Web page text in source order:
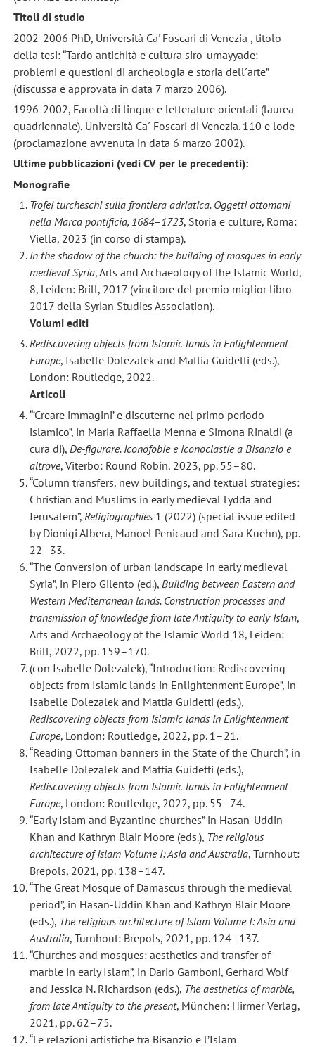
Titoli di studio
2002-2006 PhD, Università Ca' Foscari di Venezia , titolo
della tesi: “Tardo antichità e cultura siro-umayyade:
problemi e questioni di archeologia e storia dell´arte”
(discussa e approvata in data 7 marzo 2006).
1996-2002, Facoltà di lingue e letterature orientali (laurea
quadriennale), Università Ca´ Foscari di Venezia. 110 e lode
(proclamazione avvenuta in data 6 marzo 2002).
Ultime pubblicazioni (vedi CV per le precedenti):
Monografie
Trofei turcheschi sulla frontiera adriatica. Oggetti ottomani
nella Marca pontificia, 1684–1723, Storia e culture, Roma:
Viella, 2023 (in corso di stampa).
In the shadow of the church: the building of mosques in early
medieval Syria, Arts and Archaeology of the Islamic World,
8, Leiden: Brill, 2017 (vincitore del premio miglior libro
2017 della Syrian Studies Association).
Volumi editi
Rediscovering objects from Islamic lands in Enlightenment
Europe, Isabelle Dolezalek and Mattia Guidetti (eds.),
London: Routledge, 2022.
Articoli
“’Creare immagini’ e discuterne nel primo periodo
islamico”, in Maria Raffaella Menna e Simona Rinaldi (a
cura di), De-figurare. Iconofobie e iconoclastie a Bisanzio e
altrove, Viterbo: Round Robin, 2023, pp. 55–80.
“Column transfers, new buildings, and textual strategies:
Christian and Muslims in early medieval Lydda and
Jerusalem”, Religiographies 1 (2022) (special issue edited
by Dionigi Albera, Manoel Penicaud and Sara Kuehn), pp.
22–33.
“The Conversion of urban landscape in early medieval
Syria”, in Piero Gilento (ed.), Building between Eastern and
Western Mediterranean lands. Construction processes and
transmission of knowledge from late Antiquity to early Islam,
Arts and Archaeology of the Islamic World 18, Leiden:
Brill, 2022, pp. 159–170.
(con Isabelle Dolezalek), “Introduction: Rediscovering
objects from Islamic lands in Enlightenment Europe”, in
Isabelle Dolezalek and Mattia Guidetti (eds.),
Rediscovering objects from Islamic lands in Enlightenment
Europe, London: Routledge, 2022, pp. 1–21.
“Reading Ottoman banners in the State of the Church”, in
Isabelle Dolezalek and Mattia Guidetti (eds.),
Rediscovering objects from Islamic lands in Enlightenment
Europe, London: Routledge, 2022, pp. 55–74.
“Early Islam and Byzantine churches” in Hasan-Uddin
Khan and Kathryn Blair Moore (eds.), The religious
architecture of Islam Volume I: Asia and Australia, Turnhout:
Brepols, 2021, pp. 138–147.
“The Great Mosque of Damascus through the medieval
period”, in Hasan-Uddin Khan and Kathryn Blair Moore
(eds.), The religious architecture of Islam Volume I: Asia and
Australia, Turnhout: Brepols, 2021, pp. 124–137.
“Churches and mosques: aesthetics and transfer of
marble in early Islam”, in Dario Gamboni, Gerhard Wolf
and Jessica N. Richardson (eds.), The aesthetics of marble,
from late Antiquity to the present, München: Hirmer Verlag,
2021, pp. 62–75.
“Le relazioni artistiche tra Bisanzio e l’Islam